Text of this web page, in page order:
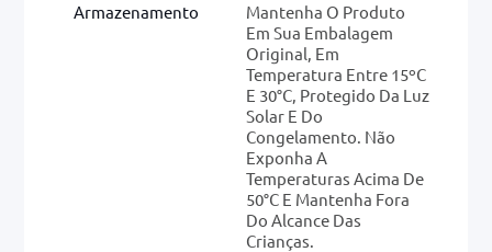
Armazenamento
Mantenha O Produto
Em Sua Embalagem
Original, Em
Temperatura Entre 15ºC
E 30°C, Protegido Da Luz
Solar E Do
Congelamento. Não
Exponha A
Temperaturas Acima De
50°C E Mantenha Fora
Do Alcance Das
Crianças.